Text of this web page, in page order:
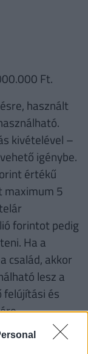
Ft.
használt
kivételével –
igénybe.
értékű
maximum 5
forintot pedig
Ha a
család, akkor
lesz a
és
kizárólag
a